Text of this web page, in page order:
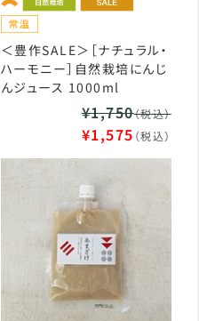
＜豊作SALE＞［ナチュラル・
ハーモニー］自然栽培にんじ
んジュース 1000ml
¥1,750（税込）
¥1,575 （税込）